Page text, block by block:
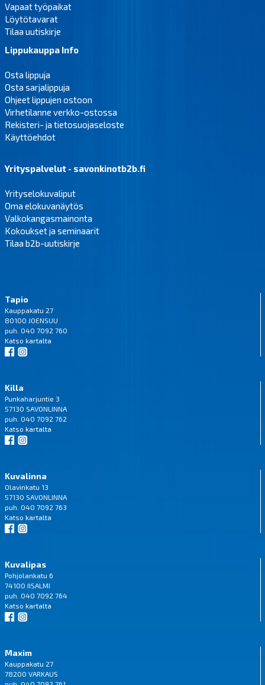
Vapaat työpaikat
Löytötavarat
Tilaa uutiskirje
Lippukauppa Info
Osta lippuja
Osta sarjalippuja
Ohjeet lippujen ostoon
Virhetilanne verkko-ostossa
Rekisteri- ja tietosuojaseloste
Käyttöehdot
Yrityspalvelut - savonkinotb2b.fi
Yrityselokuvaliput
Oma elokuvanäytös
Valkokangasmainonta
Kokoukset ja seminaarit
Tilaa b2b-uutiskirje
Tapio
Kauppakatu 27
80100 JOENSUU
puh. 040 7092 760
Katso kartalta
Killa
Punkaharjuntie 3
57130 SAVONLINNA
puh. 040 7092 762
Katso kartalta
Kuvalinna
Olavinkatu 13
57130 SAVONLINNA
puh. 040 7092 763
Katso kartalta
Kuvalipas
Pohjolankatu 6
74100 IISALMI
puh. 040 7092 764
Katso kartalta
Maxim
Kauppakatu 27
78200 VARKAUS